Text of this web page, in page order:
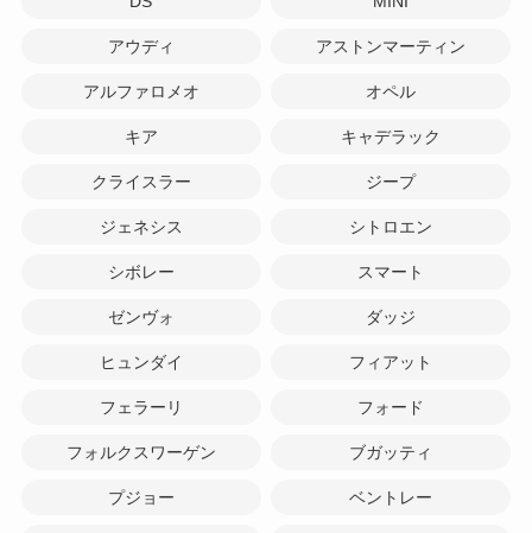
アウディ アストンマーティン
アルファロメオ オペル
キア キャデラック
クライスラー ジープ
ジェネシス シトロエン
シボレー スマート
ゼンヴォ ダッジ
ヒュンダイ フィアット
フェラーリ フォード
フォルクスワーゲン ブガッティ
プジョー ベントレー